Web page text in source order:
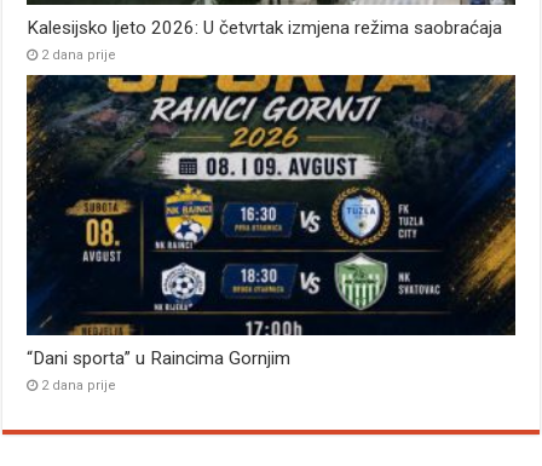
Kalesijsko ljeto 2026: U četvrtak izmjena režima saobraćaja
2 dana prije
“Dani sporta” u Raincima Gornjim
2 dana prije